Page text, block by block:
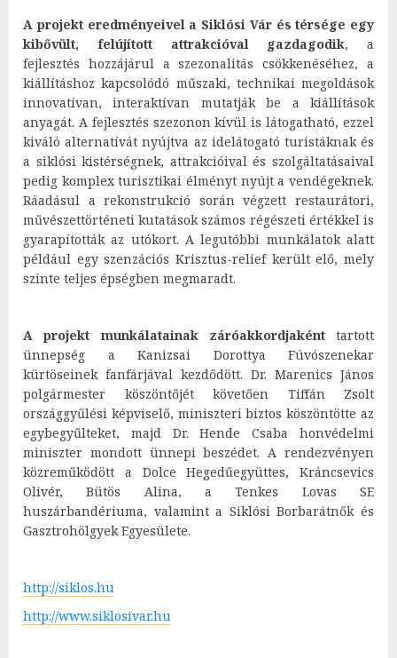
A projekt eredményeivel a Siklósi Vár és térsége egy
kibővült, felújított attrakcióval gazdagodik, a
fejlesztés hozzájárul a szezonalitás csökkenéséhez, a
kiállításhoz kapcsolódó műszaki, technikai megoldások
innovatívan, interaktívan mutatják be a kiállítások
anyagát. A fejlesztés szezonon kívül is látogatható, ezzel
kiváló alternatívát nyújtva az idelátogató turistáknak és
a siklósi kistérségnek, attrakcióival és szolgáltatásaival
pedig komplex turisztikai élményt nyújt a vendégeknek.
Ráadásul a rekonstrukció során végzett restaurátori,
művészettörténeti kutatások számos régészeti értékkel is
gyarapították az utókort. A legutóbbi munkálatok alatt
például egy szenzációs Krisztus-relief került elő, mely
szinte teljes épségben megmaradt.
A projekt munkálatainak záróakkordjakénttartott
ünnepség a Kanizsai Dorottya Fúvószenekar
kürtöseinek fanfárjával kezdődött. Dr. Marenics János
polgármester köszöntőjét követően Tiffán Zsolt
országgyűlési képviselő, miniszteri biztos köszöntötte az
egybegyűlteket, majd Dr. Hende Csaba honvédelmi
miniszter mondott ünnepi beszédet. A rendezvényen
közreműködött a Dolce Hegedűegyüttes, Kráncsevics
Olivér, Bütös Alina, a Tenkes Lovas SE
huszárbandériuma, valamint a Siklósi Borbarátnők és
Gasztrohölgyek Egyesülete.
http://siklos.hu
http://www.siklosivar.hu